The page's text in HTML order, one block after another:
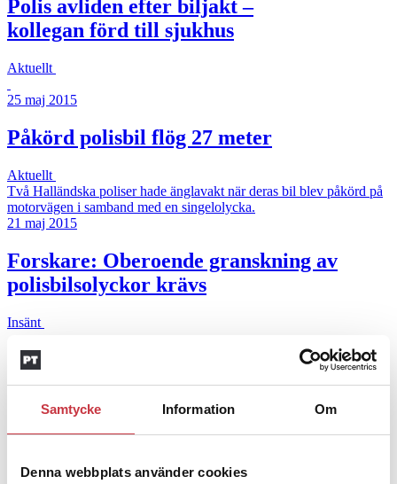
Samtycke Information Om
Denna webbplats använder cookies
Polis avliden efter biljakt –
kollegan förd till sjukhus
Aktuellt
25 maj 2015
Påkörd polisbil flög 27 meter
Aktuellt
Två Halländska poliser hade änglavakt när deras bil blev påkörd på
motorvägen i samband med en singelolycka.
21 maj 2015
Forskare: Oberoende granskning av
polisbilsolyckor krävs
Insänt
Det är mänskligt att göra fel som bilförare men vi har rätt att ställa
extra höga krav på en kvalificerad polisbilsförare, skriver Jörgen …
”Jag kan inte träna mig tillbaka”
Mötet